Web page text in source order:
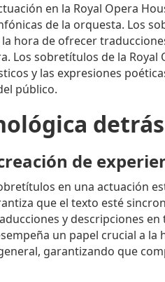
en la Royal Opera
de la orquesta. Los
hora de ofrecer
Los sobretítulos de la
y las expresiones
público.
de
en una actuación
que el texto esté
y descripciones
un papel crucial a
garantizando que